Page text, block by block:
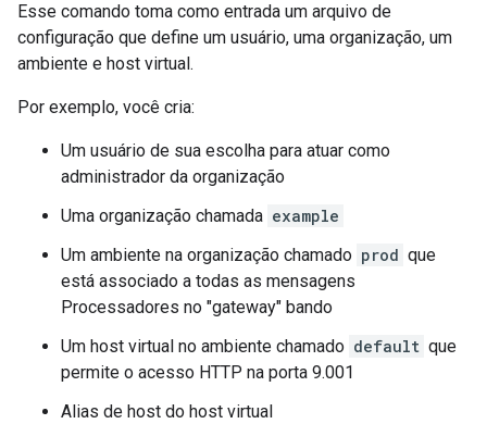
Esse comando toma como entrada um arquivo de
configuração que define um usuário, uma organização, um
ambiente e host virtual.
Por exemplo, você cria:
Um usuário de sua escolha para atuar como
administrador da organização
Uma organização chamada example
Um ambiente na organização chamado prod que
está associado a todas as mensagens
Processadores no "gateway" bando
Um host virtual no ambiente chamado default que
permite o acesso HTTP na porta 9.001
Alias de host do host virtual